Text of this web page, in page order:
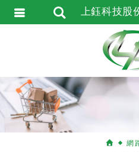
網
上鈺科技股
會員
會員
忘記